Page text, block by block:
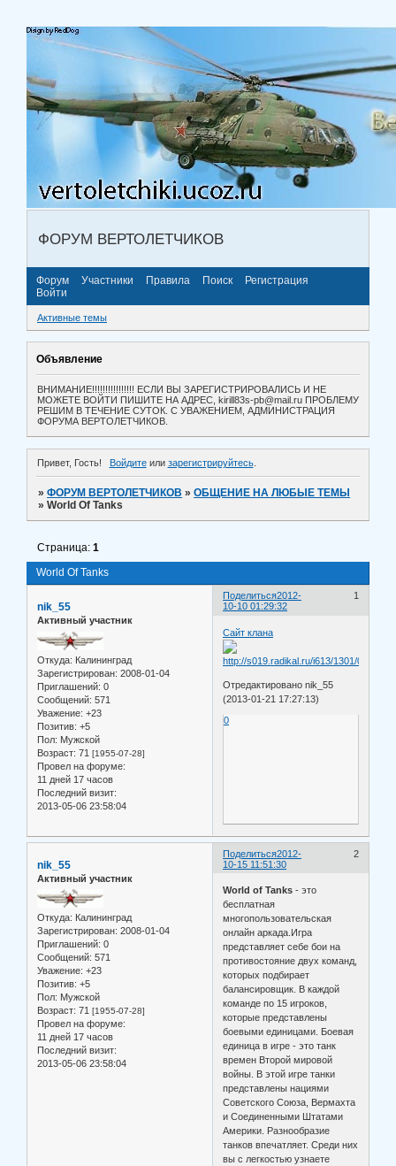
ФОРУМ ВЕРТОЛЕТЧИКОВ
Форум Участники Правила Поиск
Регистрация
Войти
Активные темы
Объявление
ВНИМАНИЕ!!!!!!!!!!!!!!!! ЕСЛИ ВЫ ЗАРЕГИСТРИРОВАЛИСЬ И НЕ
МОЖЕТЕ ВОЙТИ ПИШИТЕ НА АДРЕС, kirill83s-pb@mail.ru ПРОБЛЕМУ
РЕШИМ В ТЕЧЕНИЕ СУТОК. С УВАЖЕНИЕМ, АДМИНИСТРАЦИЯ
ФОРУМА ВЕРТОЛЕТЧИКОВ.
Привет, Гость! Войдитеили зарегистрируйтесь.
»ФОРУМ ВЕРТОЛЕТЧИКОВ »ОБЩЕНИЕ НА ЛЮБЫЕ ТЕМЫ
»World Of Tanks
World Of Tanks
Страница:1
Поделиться 1
2012-
10-10 01:29:32
nik_55
Активный участник
Откуда: Калининград
Зарегистрирован: 2008-01-04
Приглашений: 0
Сообщений: 571
Уважение: +23
Позитив: +5
Пол: Мужской
Возраст: 71 [1955-07-28]
Провел на форуме:
11 дней 17 часов
Последний визит:
2013-05-06 23:58:04
Сайт клана
Отредактировано nik_55
(2013-01-21 17:27:13)
0
Поделиться 2
2012-
10-15 11:51:30
nik_55
Активный участник
Откуда: Калининград
Зарегистрирован: 2008-01-04
Приглашений: 0
Сообщений: 571
Уважение: +23
Позитив: +5
Пол: Мужской
Возраст: 71 [1955-07-28]
Провел на форуме:
11 дней 17 часов
Последний визит:
2013-05-06 23:58:04
World of Tanks - это
бесплатная
многопользовательская
онлайн аркада.Игра
представляет себе бои на
противостояние двух команд,
которых подбирает
балансировщик. В каждой
команде по 15 игроков,
которые представлены
боевыми единицами. Боевая
единица в игре - это танк
времен Второй мировой
войны. В этой игре танки
представлены нациями
Советского Союза, Вермахта
и Соединенными Штатами
Америки. Разнообразие
танков впечатляет. Среди них
вы с легкостью узнаете